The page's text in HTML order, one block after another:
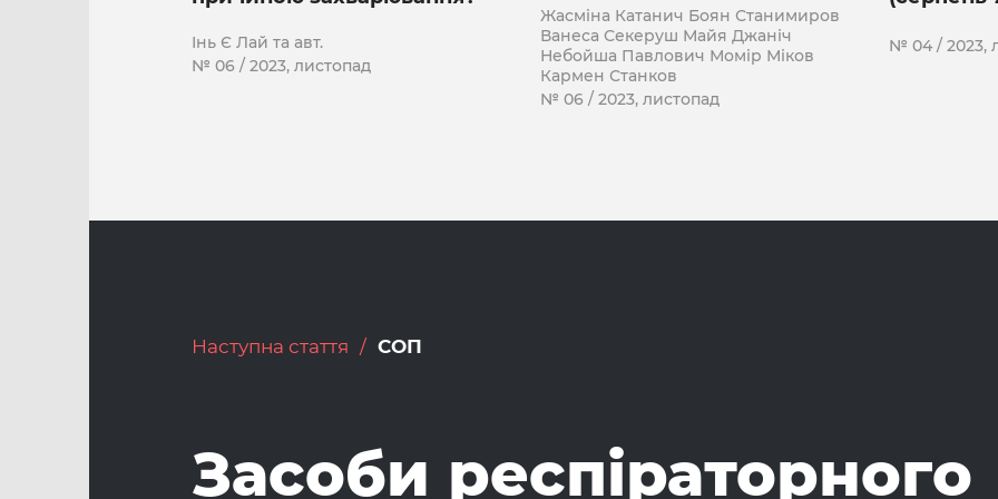
Інь Є Лай та авт.
№ 06 / 2023, листопад
Жасміна Катанич Боян Станимиров
Ванеса Секеруш Майя Джаніч
Небойша Павлович Момір Міков
Кармен Станков
№ 06 / 2023, листопад
№ 04 / 2023,
Наступна стаття СОП
Засоби респіраторного